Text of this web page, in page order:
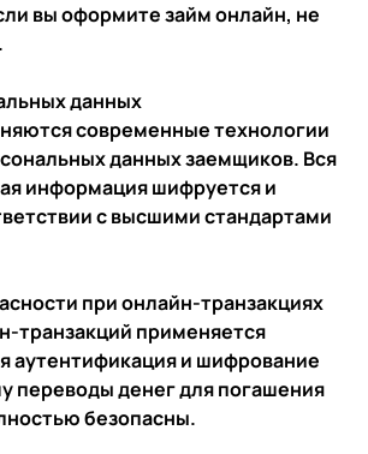
вы оформите займ онлайн, не
данных
современные технологии
данных заемщиков. Вся
информация шифруется и
с высшими стандартами
при онлайн-транзакциях
транзакций применяется
аутентификация и шифрование
переводы денег для погашения
безопасны.